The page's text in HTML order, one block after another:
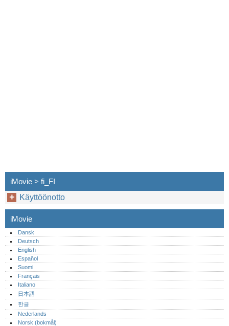
iMovie > fi_FI
Käyttöönotto
iMovie
Dansk
Deutsch
English
Español
Suomi
Français
Italiano
日本語
한글
Nederlands
Norsk (bokmål)‎